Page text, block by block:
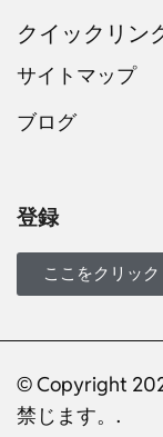
クイックリン
サイトマップ
ブログ
登録
ここをクリック
© Copyright
禁じます。.